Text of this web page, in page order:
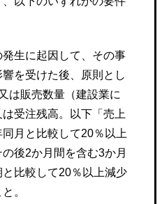
発生に起因して、その事
を受けた後、原則とし
は販売数量（建設業に
受注残高。以下「売上
月と比較して20％以上
後2か月間を含む3か月
比較して20％以上減少
。